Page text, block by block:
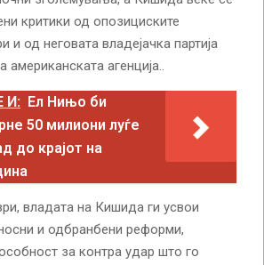
критики од опозициските
и од неговата владејачка партија
американската агенција..
И: Ел Нињо би
50 милиони луѓе
до крајот на
владата на Кишида ги усвои
и одбранбени реформи,
за контра удар што го